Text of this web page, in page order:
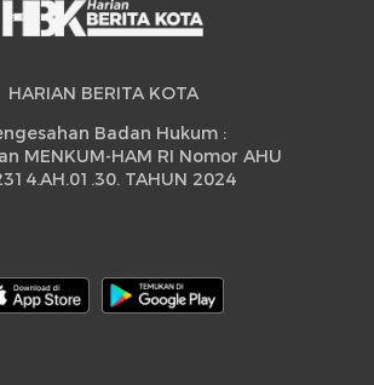
HARIAN BERITA KOTA
Badan Hukum :
MENKUM-HAM RI Nomor AHU
TAHUN 2024